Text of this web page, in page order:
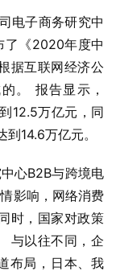
电子商务研究中
了《2020年度中
据互联网经济公
。 报告显示，
12.5万亿元，同
14.6万亿元。
心B2B与跨境电
影响，网络消费
时，国家对政策
与以往不同，企
布局，日本、我